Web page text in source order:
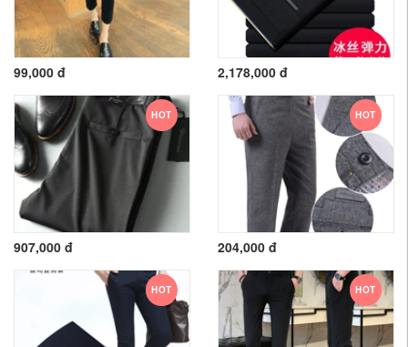
99,000 đ 2,178,000 đ
HOT
907,000 đ
HOT
204,000 đ
HOT HOT